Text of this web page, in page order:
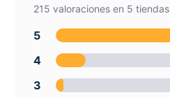
215 valoraciones en 5 tiendas
5
4
3